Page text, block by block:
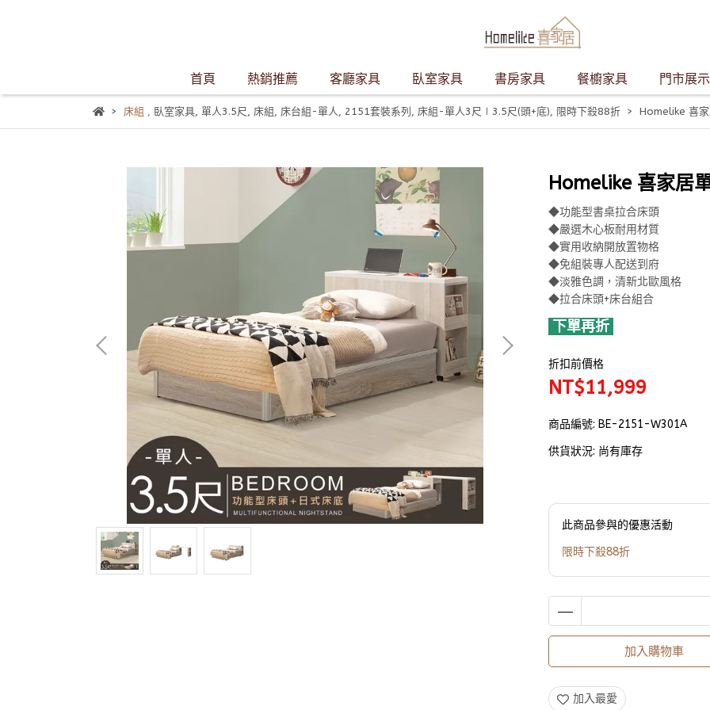
首頁 熱銷推薦 客廳家具 臥室家具 書房家具 餐櫥家具 門市展示
床組 , 臥室家具, 單人3.5尺 , 床組 , 床台組-單人, 2151套裝系列 , 床組-單人3尺∣3.5尺(頭+底), 限時下殺88折 Homelike 喜
Homelike 喜家居
◆功能型書桌拉合床頭
◆嚴選木心板耐用材質
◆實用收納開放置物格
◆免組裝專人配送到府
◆淡雅色調，清新北歐風格
◆拉合床頭+床台組合
下單再折
折扣前價格
NT$11,999
商品編號: BE-2151-W301A
供貨狀況: 尚有庫存
此商品參與的優惠活動
限時下殺88折
加入購物車
加入最愛